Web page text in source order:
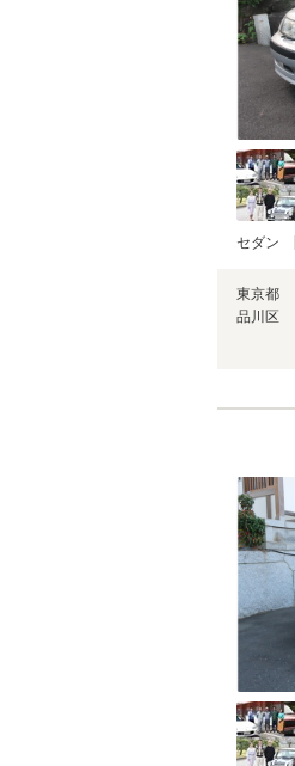
セダン
東京都
品川区